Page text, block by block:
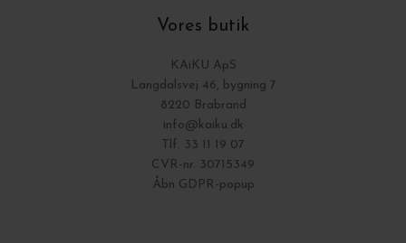
Vores butik
KAiKU ApS
Langdalsvej 46, bygning 7
8220 Brabrand
info@kaiku.dk
Tlf. 33 11 19 07
CVR-nr. 30715349
Åbn GDPR-popup